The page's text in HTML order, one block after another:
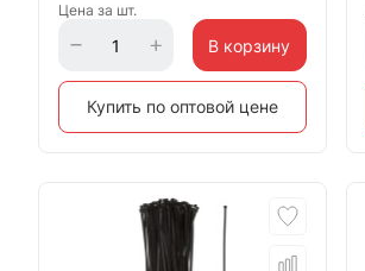
Цена за шт.
В корзину
Купить по оптовой цене